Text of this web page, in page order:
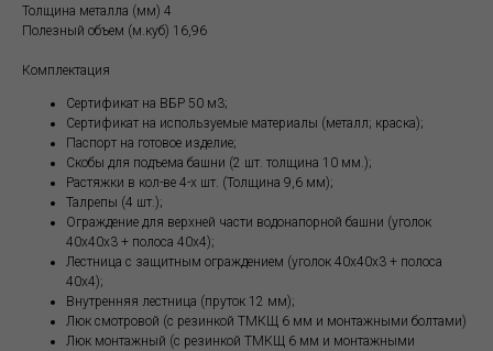
Толщина металла (мм) 4
Полезный объем (м.куб) 16,96
Комплектация
Сертификат на ВБР 50 м3;
Сертификат на используемые материалы (металл; краска);
Паспорт на готовое изделие;
Скобы для подъема башни (2 шт. толщина 10 мм.);
Растяжки в кол-ве 4-х шт. (Толщина 9,6 мм);
Талрепы (4 шт.);
Ограждение для верхней части водонапорной башни (уголок
40х40х3 + полоса 40х4);
Лестница с защитным ограждением (уголок 40х40х3 + полоса
40х4);
Внутренняя лестница (пруток 12 мм);
Люк смотровой (с резинкой ТМКЩ 6 мм и монтажными болтами)
Люк монтажный (с резинкой ТМКЩ 6 мм и монтажными